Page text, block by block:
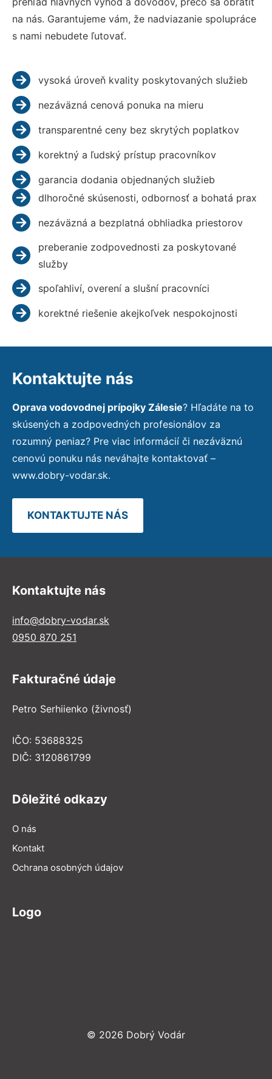
na nás. Garantujeme vám, že nadviazanie spolupráce
s nami nebudete ľutovať.
vysoká úroveň kvality poskytovaných služieb
nezáväzná cenová ponuka na mieru
transparentné ceny bez skrytých poplatkov
korektný a ľudský prístup pracovníkov
garancia dodania objednaných služieb
dlhoročné skúsenosti, odbornosť a bohatá prax
nezáväzná a bezplatná obhliadka priestorov
preberanie zodpovednosti za poskytované
služby
spoľahliví, overení a slušní pracovníci
korektné riešenie akejkoľvek nespokojnosti
Kontaktujte nás
Oprava vodovodnej prípojky Zálesie? Hľadáte na to
skúsených a zodpovedných profesionálov za
rozumný peniaz? Pre viac informácií či nezáväznú
cenovú ponuku nás neváhajte kontaktovať –
www.dobry-vodar.sk.
KONTAKTUJTE NÁS
Kontaktujte nás
info@dobry-vodar.sk
0950 870 251
Fakturačné údaje
Petro Serhiienko (živnosť)
IČO: 53688325
DIČ: 3120861799
Dôležité odkazy
O nás
Kontakt
Ochrana osobných údajov
Logo
© 2026 Dobrý Vodár